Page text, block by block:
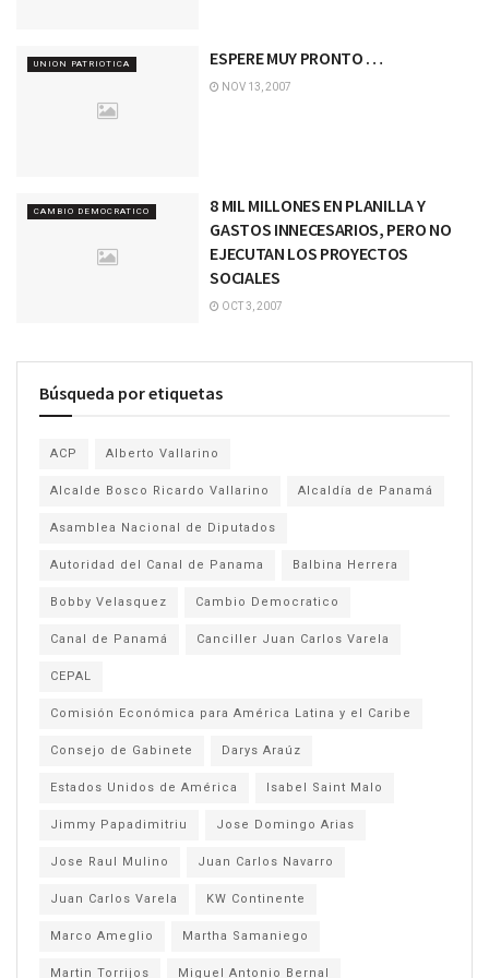
UNION PATRIOTICA ESPERE MUY PRONTO …
NOV 13, 2007
CAMBIO DEMOCRATICO
8 MIL MILLONES EN PLANILLA Y
GASTOS INNECESARIOS, PERO NO
EJECUTAN LOS PROYECTOS
SOCIALES
OCT 3, 2007
Búsqueda por etiquetas
ACP Alberto Vallarino
Alcalde Bosco Ricardo Vallarino Alcaldía de Panamá
Asamblea Nacional de Diputados
Autoridad del Canal de Panama Balbina Herrera
Bobby Velasquez Cambio Democratico
Canal de Panamá Canciller Juan Carlos Varela
CEPAL
Comisión Económica para América Latina y el Caribe
Consejo de Gabinete Darys Araúz
Estados Unidos de América Isabel Saint Malo
Jimmy Papadimitriu Jose Domingo Arias
Jose Raul Mulino Juan Carlos Navarro
Juan Carlos Varela KW Continente
Marco Ameglio Martha Samaniego
Martin Torrijos Miguel Antonio Bernal